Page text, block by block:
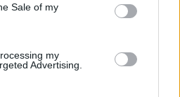
Sale of my
my
Advertising.